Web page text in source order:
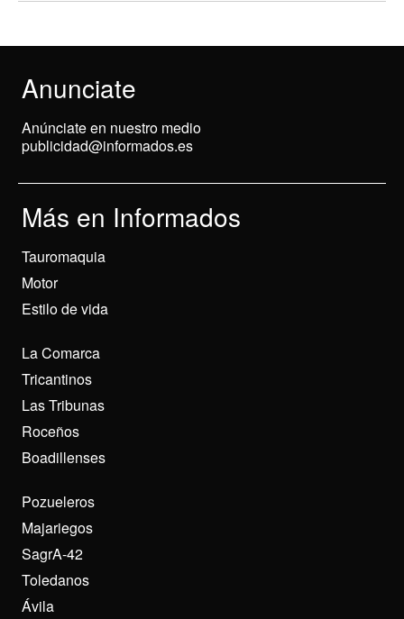
Anunciate
Anúnciate en nuestro medio
publicidad@informados.es
Más en Informados
Tauromaquia
Motor
Estilo de vida
La Comarca
Tricantinos
Las Tribunas
Roceños
Boadillenses
Pozueleros
Majariegos
SagrA-42
Toledanos
Ávila